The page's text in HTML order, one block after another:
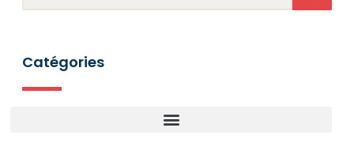
Catégories